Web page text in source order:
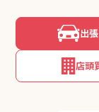
出
店頭